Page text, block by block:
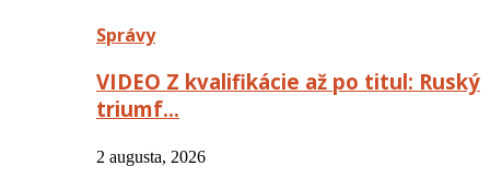
Správy
VIDEO Z kvalifikácie až po titul: Ruský
triumf…
2 augusta, 2026